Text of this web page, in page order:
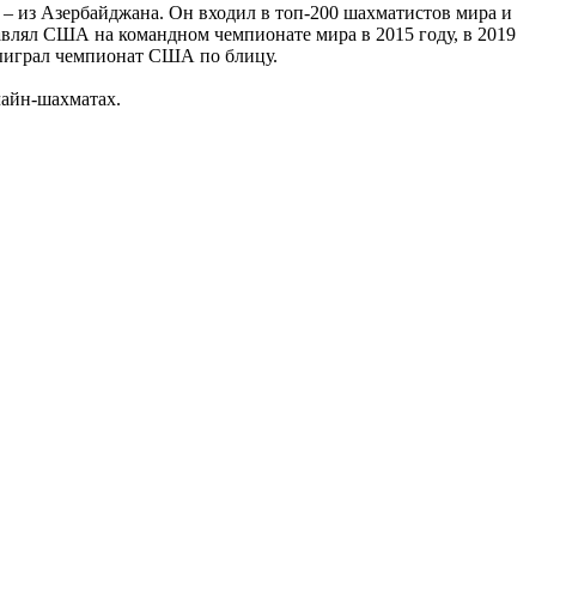
Азербайджана. Он входил в топ-200 шахматистов мира и
США на командном чемпионате мира в 2015 году, в 2019
чемпионат США по блицу.
шахматах.